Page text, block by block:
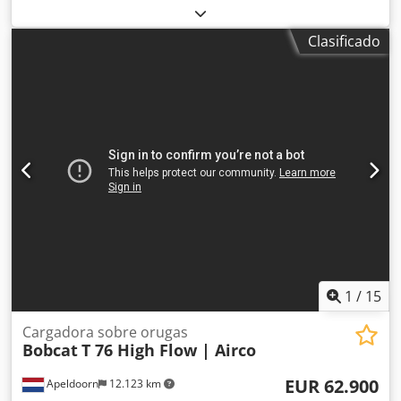
1.150 mm
Ninguno, fabricante: Bobcat Crodpfxjyi I Rno Aarof
Clasificado
1 / 15
Apeldoorn 12.123 km
Cargadora sobre orugas
BobcatT 76 High Flow | Airco
EUR 62.900